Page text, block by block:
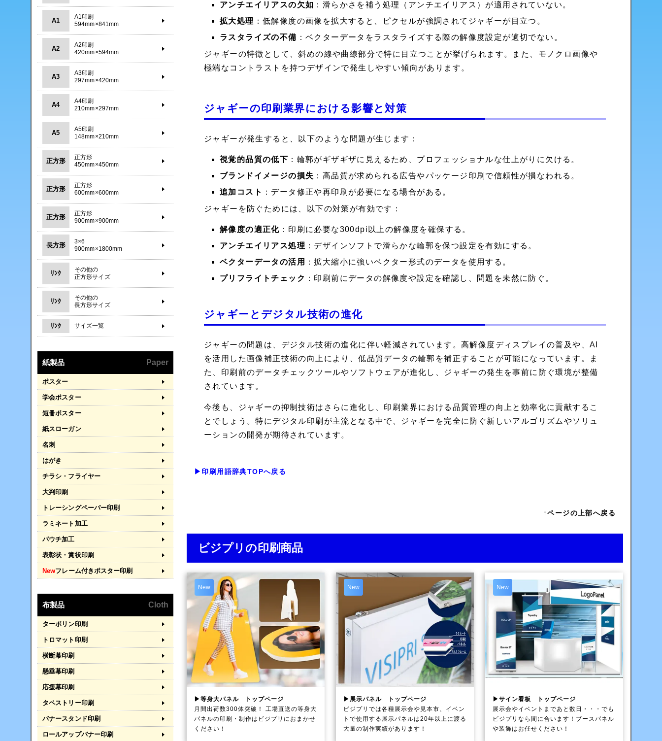
アンチエイリアスの欠如 ：滑らかさを補う処理（アンチエイリアス）が適用されていない。
拡大処理 ：低解像度の画像を拡大すると、ピクセルが強調されてジャギーが目立つ。
ラスタライズの不備 ：ベクターデータをラスタライズする際の解像度設定が適切でない。
ジャギーの特徴として、斜めの線や曲線部分で特に目立つことが挙げられます。また、モノクロ画像や
極端なコントラストを持つデザインで発生しやすい傾向があります。
ジャギーの印刷業界における影響と対策
ジャギーが発生すると、以下のような問題が生じます：
視覚的品質の低下 ：輪郭がギザギザに見えるため、プロフェッショナルな仕上がりに欠ける。
ブランドイメージの損失 ：高品質が求められる広告やパッケージ印刷で信頼性が損なわれる。
追加コスト
：データ修正や再印刷が必要になる場合がある。
ジャギーを防ぐためには、以下の対策が有効です：
解像度の適正化 ：印刷に必要な300dpi以上の解像度を確保する。
アンチエイリアス処理 ：デザインソフトで滑らかな輪郭を保つ設定を有効にする。
ベクターデータの活用
：拡大縮小に強いベクター形式のデータを使用する。
プリフライトチェック ：印刷前にデータの解像度や設定を確認し、問題を未然に防ぐ。
ジャギーとデジタル技術の進化
ジャギーの問題は、デジタル技術の進化に伴い軽減されています。高解像度ディスプレイの普及や、AI
を活用した画像補正技術の向上により、低品質データの輪郭を補正することが可能になっています。ま
た、印刷前のデータチェックツールやソフトウェアが進化し、ジャギーの発生を事前に防ぐ環境が整備
されています。
今後も、ジャギーの抑制技術はさらに進化し、印刷業界における品質管理の向上と効率化に貢献するこ
とでしょう。特にデジタル印刷が主流となる中で、ジャギーを完全に防ぐ新しいアルゴリズムやソリュ
ーションの開発が期待されています。
▶印刷用語辞典TOPへ戻る
↑ページの上部へ戻る
ビジプリの印刷商品
New
▶等身大パネル トップページ
月間出荷数300体突破！ 工場直送の等身大
パネルの印刷・制作は ビジプリ におまかせ
ください！
New
▶展示パネル トップページ
ビジプリでは各種展示会や見本市、イベン
トで使用する展示パネルは20年以上に渡る
大量の制作実績があります！
New
▶サイン看板 トップページ
展示会やイベントまであと数日・・・でも
ビジプリなら間に合います！ブースパネル
や装飾はお任せください！
A1
A1印刷
594mm×841mm
A2
A2印刷
420mm×594mm
A3
A3印刷
297mm×420mm
A4
A4印刷
210mm×297mm
A5
A5印刷
148mm×210mm
正方形
正方形
450mm×450mm
正方形
正方形
600mm×600mm
正方形
正方形
900mm×900mm
長方形
3×6
900mm×1800mm
ﾘﾝｸ
その他の
正方形サイズ
ﾘﾝｸ
その他の
長方形サイズ
ﾘﾝｸ サイズ一覧
紙製品 Paper
ポスター
学会ポスター
短冊ポスター
紙スローガン
名刺
はがき
チラシ・フライヤー
大判印刷
トレーシングペーパー印刷
ラミネート加工
パウチ加工
表彰状・賞状印刷
Newフレーム付きポスター印刷
布製品 Cloth
ターポリン印刷
トロマット印刷
横断幕印刷
懸垂幕印刷
応援幕印刷
タペストリー印刷
バナースタンド印刷
ロールアップバナー印刷